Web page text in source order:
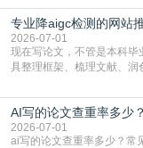
自带不可忽视的查重风险
于训练数据的概率拼接，不
有的高频公共表述，甚至直
专业降aigc检测的网站
2026-07-01
现在写论文，不管是本科毕
具整理框架、梳理文献、润
五遍还是过不了预检测的
站，就能少走好多弯路。
容的学术合规痛点去年帮一
AI写的论文查重率多少
2026-07-01
ai写的论文查重率多少？常